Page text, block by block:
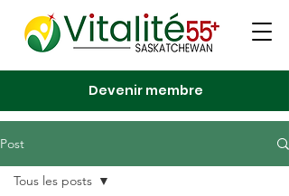
Devenir membre
Post
Tous les posts